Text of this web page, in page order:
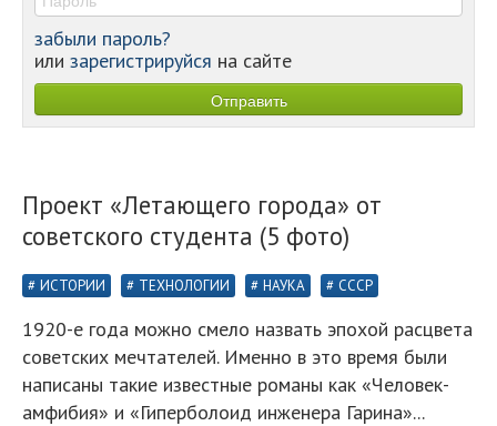
забыли пароль?
или зарегистрируйся на сайте
Проект «Летающего города» от
советского студента (5 фото)
ИСТОРИИ ТЕХНОЛОГИИ НАУКА СССР
1920-е года можно смело назвать эпохой расцвета
советских мечтателей. Именно в это время были
написаны такие известные романы как «Человек-
амфибия» и «Гиперболоид инженера Гарина»...